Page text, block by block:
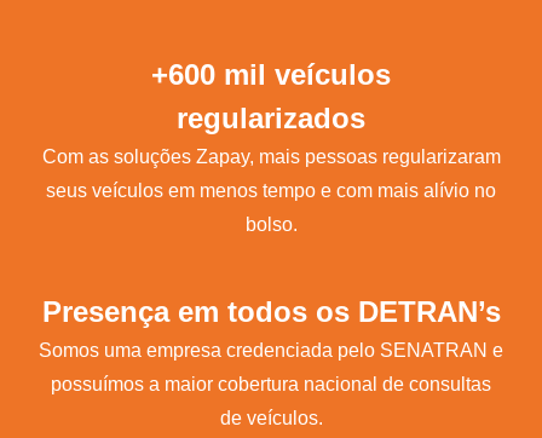
+600 mil veículos
regularizados
Com as soluções Zapay, mais pessoas regularizaram
seus veículos em menos tempo e com mais alívio no
bolso.
Presença em todos os DETRAN’s
Somos uma empresa credenciada pelo SENATRAN e
possuímos a maior cobertura nacional de consultas
de veículos.